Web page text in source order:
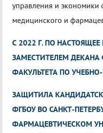
управления и экономики
медицинского и
С 2022 Г. ПО НАСТОЯЩЕЕ
ЗАМЕСТИТЕЛЕМ
ФАКУЛЬТЕТА ПО
ЗАЩИТИЛА
ФГБОУ ВО САНКТ-
ФАРМАЦЕВТИЧЕСКОМ